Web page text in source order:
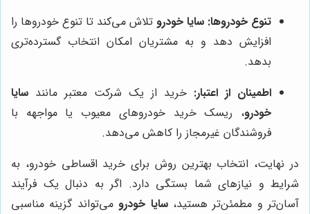
تنوع خودروها: سایا خودرو تلاش می‌کند تا تنوع خودروها را
افزایش دهد و به مشتریان امکان انتخاب گسترده‌تری
بدهد.
اطمینان از اعتبار: خرید از یک شرکت معتبر مانند سایا
خودرو، ریسک خرید خودروهای معیوب یا مواجهه با
فروشندگان غیرمجاز را کاهش می‌دهد.
در نهایت، انتخاب بهترین روش برای خرید اقساطی خودرو، به
شرایط و نیازهای شما بستگی دارد. اگر به دنبال یک فرآیند
آسان‌تر و مطمئن‌تر هستید،سایا خودرو می‌تواند گزینه مناسبی